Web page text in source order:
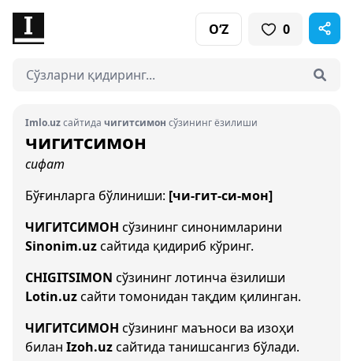
O‘Z 0
Imlo.uzсайтида чигитсимон сўзининг ёзилиши
чигитсимон
сифат
Бўғинларга бўлиниши: [чи-гит-си-мон]
ЧИГИТСИМОН сўзининг синонимларини
Sinonim.uzсайтида қидириб кўринг.
CHIGITSIMON сўзининг лотинча ёзилиши
Lotin.uzсайти томонидан тақдим қилинган.
ЧИГИТСИМОН сўзининг маъноси ва изоҳи
билан Izoh.uzсайтида танишсангиз бўлади.